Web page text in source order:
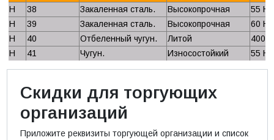
H 38 Закаленная сталь. Высокопрочная
55
H
39 Закаленная сталь. Высокопрочная
60
H
40 Отбеленный чугун. Литой
400
H
41 Чугун. Износостойкий 55
Скидки для торгующих
организаций
Приложите реквизиты торгующей организации и список